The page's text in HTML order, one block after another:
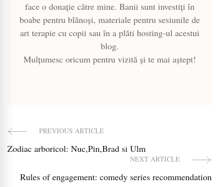
face o donație către mine. Banii sunt investiți în
boabe pentru blănoși, materiale pentru sesiunile de
art terapie cu copii sau în a plăti hosting-ul acestui
blog.
Mulțumesc oricum pentru vizită și te mai aștept!
PostPREVIOUS ARTICLE
Zodiac arboricol: Nuc,Pin,Brad si Ulm
NEXT ARTICLE
Rules of engagement: comedy series recommendation